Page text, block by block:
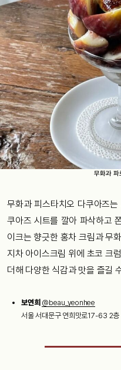
무화과
무화과 피스타치오 다쿠아즈
쿠아즈 시트를 깔아 파삭하고
이크는 향긋한 홍차 크림과 무
지차 아이스크림 위에 초코 크
더해 다양한 식감과 맛을 즐길
보연희 @beau_yeonhee
서울 서대문구 연희맛로17-63 2층